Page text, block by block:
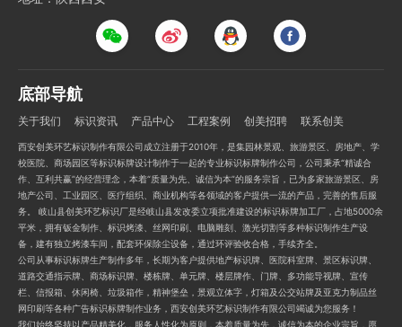
底部导航
关于我们 标识资讯 产品中心 工程案例 创美招聘 联系创美
西安创美环艺标识制作有限公司成立注册于2010年，是集园林景观、旅游景区、房地产、学
校医院、商场园区等标识标牌设计制作于一起的专业标识标牌制作公司，公司秉承“精诚合
作、互利共赢”的经营理念，本着“质量为先、诚信为本”的服务宗旨，已为多家旅游景区、房
地产公司、工业园区、医疗组织、商业机构等各领域的客户提供一流的产品，完善的售后服
务。 岐山县创美环艺标识厂是经岐山县发改委立项批准建设的标识标牌加工厂，占地5000余
平米，拥有钣金制作、标识烤漆、丝网印刷、电脑雕刻、激光切割等多种标识制作生产设
备，建有独立烤漆车间，配套环保除尘设备，通过环评验收合格，手续齐全。
公司从事标识标牌生产制作多年，长期为客户提供地产标识牌、医院科室牌、景区标识牌、
道路交通指示牌、商场标识牌、楼栋牌、单元牌、楼层牌作、门牌、多功能导视牌、宣传
栏、信报箱、休闲椅、垃圾箱作，精神堡垒，景观立体字，灯箱及公交站牌及亚克力制品丝
网印刷等各种广告标识标牌制作业务，西安创美环艺标识制作有限公司竭诚为您服务！
我们始终坚持以产品精美化，服务人性化为原则，本着质量为先，诚信为本的企业宗旨，愿